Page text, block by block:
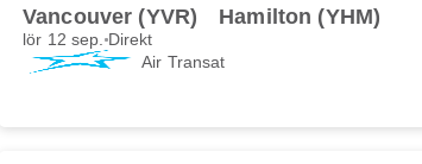
Vancouver (YVR) Hamilton (YHM)
lör 12 sep. Direkt
Air Transat